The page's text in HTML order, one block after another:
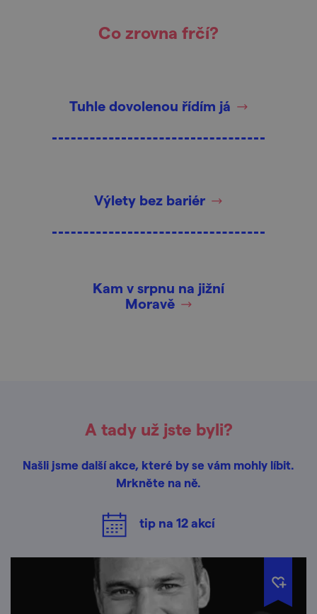
Co zrovna frčí?
Tuhle dovolenou řídím já
Výlety bez bariér
Kam v srpnu na jižní
Moravě
A tady už jste byli?
Našli jsme další akce, které by se vám mohly líbit.
Mrkněte na ně.
tip na 12akcí